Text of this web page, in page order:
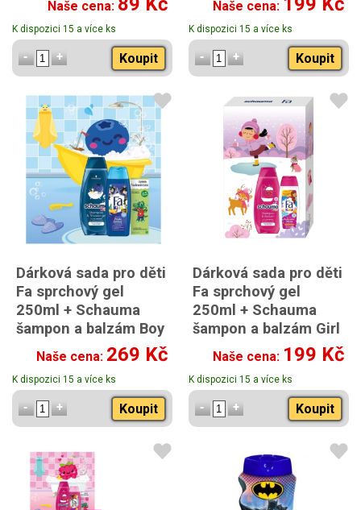
Naše cena:
K dispozici 15 a více ks
Koupit
Naše cena:
K dispozici 15 a více ks
Koupit
Dárková sada pro děti
Fa sprchový gel
250ml + Schauma
šampon a balzám Boy
2v1 400ml +
Vademecum pasta na
zuby 50ml
Naše cena: 269 Kč
K dispozici 15 a více ks
Koupit
Dárková sada pro děti
Fa sprchový gel
250ml + Schauma
šampon a balzám Girl
2v1 400ml
Naše cena: 199 Kč
K dispozici 15 a více ks
Koupit